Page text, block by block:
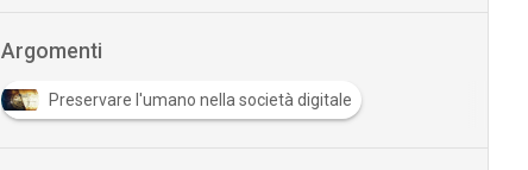
Argomenti
Preservare l'umano nella società digitale